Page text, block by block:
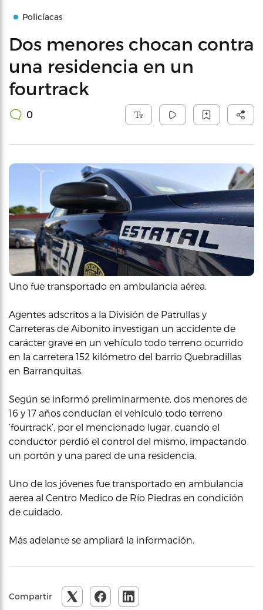
Policíacas
Dos menores chocan contra
una residencia en un
fourtrack
0
Uno fue transportado en ambulancia aérea.
Agentes adscritos a la División de Patrullas y
Carreteras de Aibonito investigan un accidente de
carácter grave en un vehículo todo terreno ocurrido
en la carretera 152 kilómetro del barrio Quebradillas
en Barranquitas.
Según se informó preliminarmente, dos menores de
16 y 17 años conducían el vehículo todo terreno
‘fourtrack’, por el mencionado lugar, cuando el
conductor perdió el control del mismo, impactando
un portón y una pared de una residencia.
Uno de los jóvenes fue transportado en ambulancia
aerea al Centro Medico de Río Piedras en condición
de cuidado.
Más adelante se ampliará la información.
Compartir